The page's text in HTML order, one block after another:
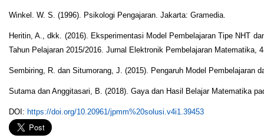
Winkel. W. S. (1996). Psikologi Pengajaran. Jakarta: Gramedia.
Heritin, A., dkk. (2016). Eksperimentasi Model Pembelajaran Tipe NHT
Tahun Pelajaran 2015/2016. Jurnal Elektronik Pembelajaran Matematika,
Sembiring, R. dan Situmorang, J. (2015). Pengaruh Model Pembelajaran
Sutama dan Anggitasari, B. (2018). Gaya dan Hasil Belajar Matematika
DOI: https://doi.org/10.20961/jpmm%20solusi.v4i1.39453